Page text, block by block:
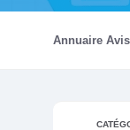
Annuaire